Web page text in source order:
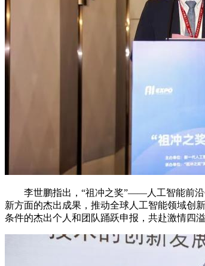
李世鹏指出，“祖冲之奖”――人工智能前沿创
新方面的杰出成果，推动全球人工智能领域创
条件的杰出个人和团队踊跃申报，共赴激情四